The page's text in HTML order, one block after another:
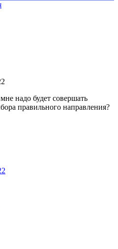
надо будет совершать
правильного направления?